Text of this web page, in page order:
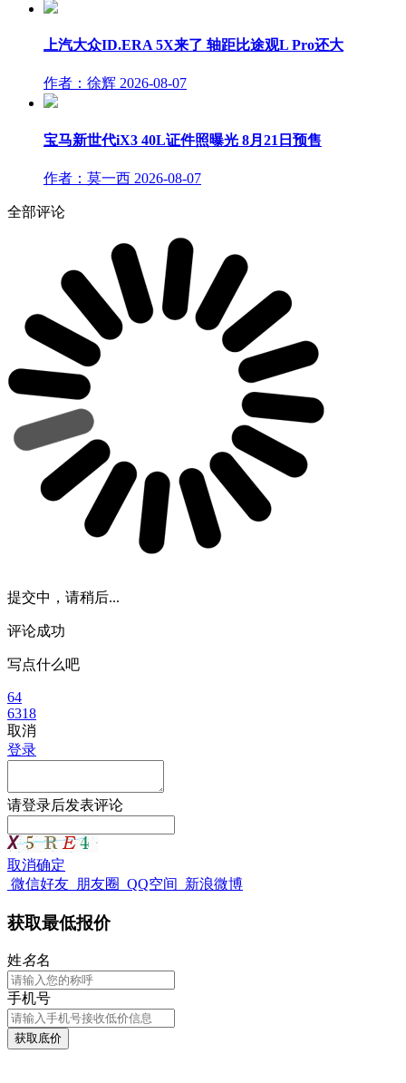
上汽大众ID.ERA 5X来了 轴距比途观L Pro还大
作者：徐辉 2026-08-07
宝马新世代iX3 40L证件照曝光 8月21日预售
作者：莫一西 2026-08-07
全部评论
提交中，请稍后...
评论成功
写点什么吧
64
6318
取消
登录
请登录后发表评论
取消确定
微信好友 朋友圈 QQ空间 新浪微博
获取最低报价
姓名名
手机号
获取底价